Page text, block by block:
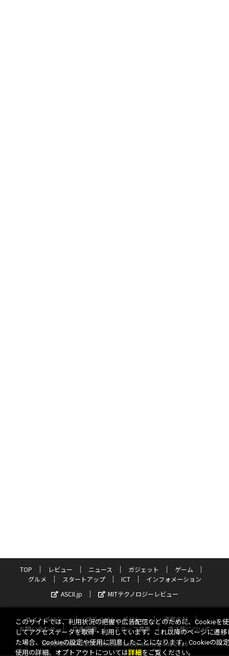
TOP レビュー ニュース ガジェット
ゲーム
グルメ
スタートアップ ICT
インフォメーション
ASCII.jp
MITテクノロジーレビュー
サイトポリシー プライバシーポリシー
運営会社
お問い合わせ
広告掲載 スタッフ募集
電子版について
©KADOKAWA ASCII Research Laboratories, Inc. 2026
このサイトでは、利用状況の把握や広告配信などのために、Cookieを
してアクセスデータを取得・利用しています。これ以降のページに遷移
た場合、Cookieの設定や使用に同意したことになります。Cookieの設
使用の詳細、オプトアウトについては詳細 をご覧ください。